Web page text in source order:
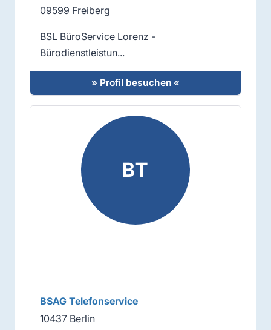
09599 Freiberg
BSL BüroService Lorenz -
Bürodienstleistun...
» Profil besuchen «
BT
BSAG Telefonservice
10437 Berlin